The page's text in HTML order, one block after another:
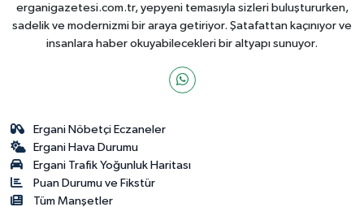
erganigazetesi.com.tr, yepyeni temasıyla sizleri buluştururken,
sadelik ve modernizmi bir araya getiriyor. Şatafattan kaçınıyor ve
insanlara haber okuyabilecekleri bir altyapı sunuyor.
Ergani Nöbetçi Eczaneler
Ergani Hava Durumu
Ergani Trafik Yoğunluk Haritası
Puan Durumu ve Fikstür
Tüm Manşetler